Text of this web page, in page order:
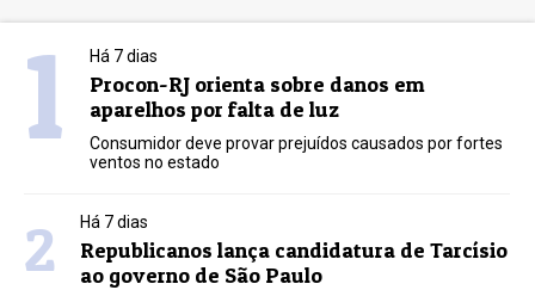
1 Há 7 dias
Procon-RJ orienta sobre danos em
aparelhos por falta de luz
Consumidor deve provar prejuídos causados por fortes
ventos no estado
2 Há 7 dias
Republicanos lança candidatura de Tarcísio
ao governo de São Paulo